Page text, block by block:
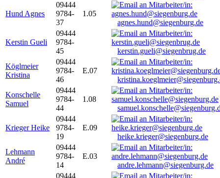
Hund Agnes
09444
9784-
37
1.05
agnes.hund@siegenburg.de
Kerstin Gueli
09444
9784-
45
kerstin.gueli@siegenbrug.de
Köglmeier
Kristina
09444
9784-
46
E.07
Konschelle
Samuel
09444
9784-
44
1.08
Krieger Heike
09444
9784-
19
E.09
heike.krieger@siegenburg.de
Lehmann
André
09444
9784-
14
E.03
andre.lehmann@siegenburg.de
09444